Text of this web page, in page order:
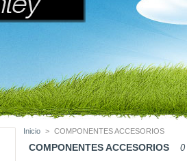
Inicio > COMPONENTES ACCESORIOS
COMPONENTES ACCESORIOS 0